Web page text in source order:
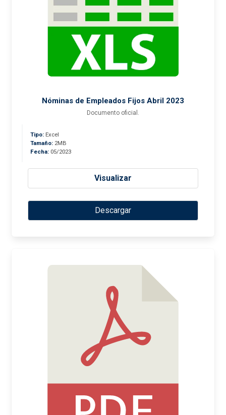
Nóminas de Empleados Fijos Abril 2023
Documento oficial.
Tipo: Excel
Tamaño: 2MB
Fecha: 05/2023
Visualizar
Descargar